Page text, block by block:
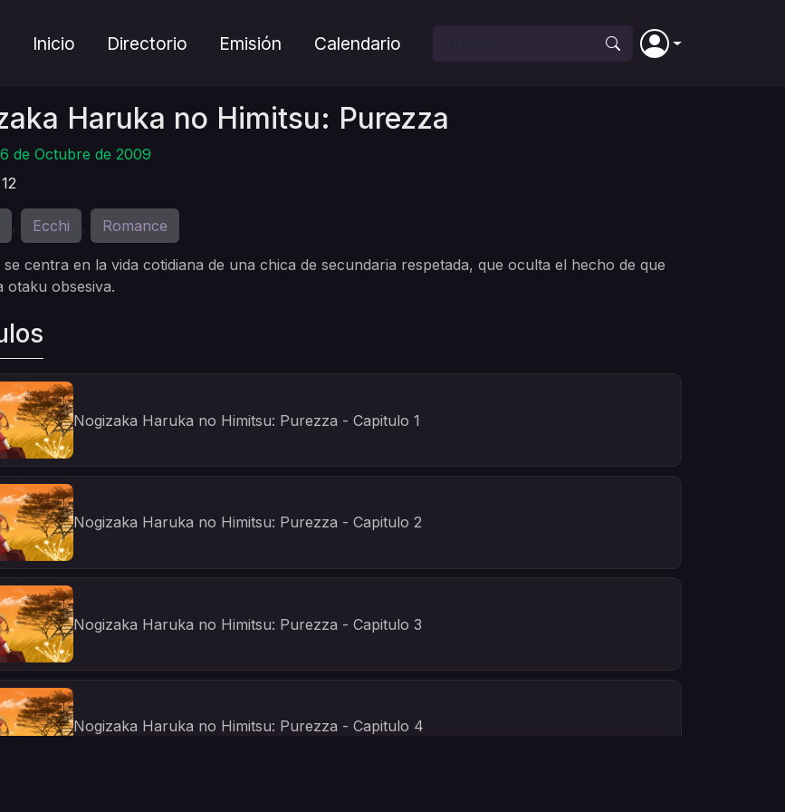
Inicio Directorio Emisión Calendario
Haruka no Himitsu: Purezza
de Octubre de 2009
Ecchi Romance
se centra en la vida cotidiana de una chica de secundaria respetada, que oculta el hecho de que
otaku obsesiva.
Nogizaka Haruka no Himitsu: Purezza - Capitulo 1
Nogizaka Haruka no Himitsu: Purezza - Capitulo 2
Nogizaka Haruka no Himitsu: Purezza - Capitulo 3
Nogizaka Haruka no Himitsu: Purezza - Capitulo 4